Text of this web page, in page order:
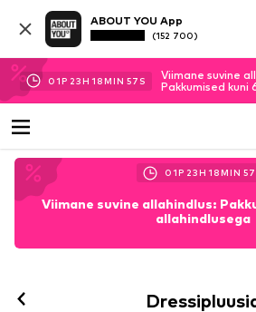
ABOUT YOU App
(152 700)
01P 23H 18MIN 54 S
Viimane suvine
Pakkumised kuni
01P 23H 18MIN 54
Viimane suvine allahindlus:
allahindlusega